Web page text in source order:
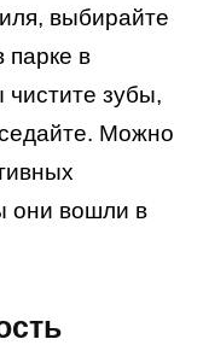
выбирайте
парке в
зубы,
Можно
они вошли в